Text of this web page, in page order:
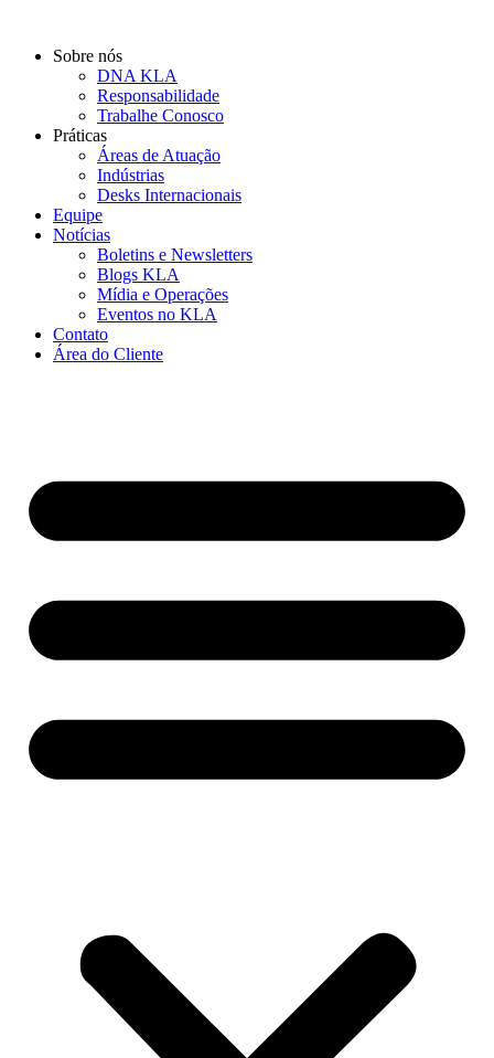
Sobre nós
DNA KLA
Responsabilidade
Trabalhe Conosco
Práticas
Áreas de Atuação
Indústrias
Desks Internacionais
Equipe
Notícias
Boletins e Newsletters
Blogs KLA
Mídia e Operações
Eventos no KLA
Contato
Área do Cliente